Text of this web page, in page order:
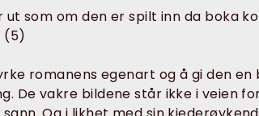
som om den er spilt inn da boka
(5)
romanens egenart og å gi den
De vakre bildene står ikke i veien